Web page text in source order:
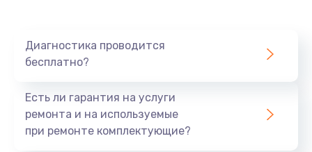
Заказать
Диагностика проводится
бесплатно?
Есть ли гарантия на услуги
ремонта и на используемые
при ремонте комплектующие?